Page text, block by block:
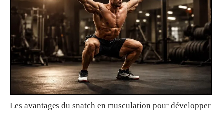
Les avantages du snatch en musculation pour développer